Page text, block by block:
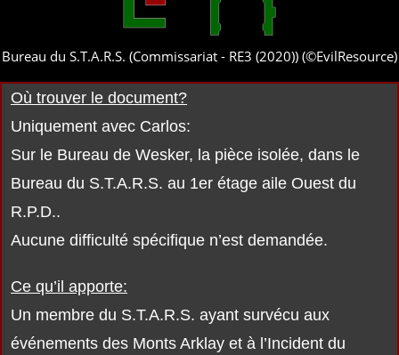
Bureau du S.T.A.R.S. (Commissariat - RE3 (2020)) (©EvilResource)
Où trouver le document?
Uniquement avec Carlos:
Sur le Bureau de Wesker, la pièce isolée, dans le
Bureau du S.T.A.R.S. au 1er étage aile Ouest du
R.P.D..
Aucune difficulté spécifique n’est demandée.
Ce qu’il apporte:
Un membre du S.T.A.R.S. ayant survécu aux
événements des Monts Arklay et à l’Incident du